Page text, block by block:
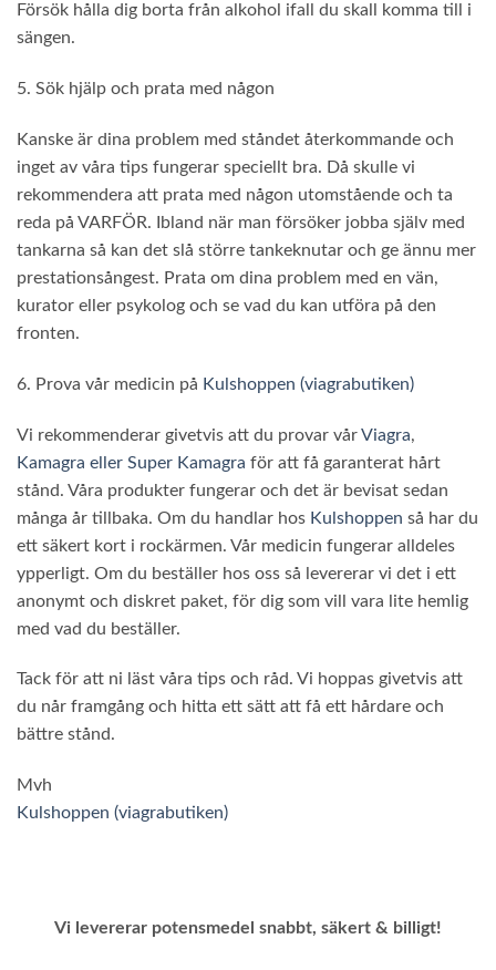
Försök hålla dig borta från alkohol ifall du skall komma till i
sängen.
5. Sök hjälp och prata med någon
Kanske är dina problem med ståndet återkommande och
inget av våra tips fungerar speciellt bra. Då skulle vi
rekommendera att prata med någon utomstående och ta
reda på VARFÖR. Ibland när man försöker jobba själv med
tankarna så kan det slå större tankeknutar och ge ännu mer
prestationsångest. Prata om dina problem med en vän,
kurator eller psykolog och se vad du kan utföra på den
fronten.
6. Prova vår medicin på Kulshoppen (viagrabutiken)
Vi rekommenderar givetvis att du provar vårViagra,
Kamagra eller Super Kamagra för att få garanterat hårt
stånd. Våra produkter fungerar och det är bevisat sedan
många år tillbaka. Om du handlar hos Kulshoppen så har du
ett säkert kort i rockärmen. Vår medicin fungerar alldeles
ypperligt. Om du beställer hos oss så levererar vi det i ett
anonymt och diskret paket, för dig som vill vara lite hemlig
med vad du beställer.
Tack för att ni läst våra tips och råd. Vi hoppas givetvis att
du når framgång och hitta ett sätt att få ett hårdare och
bättre stånd.
Mvh
Kulshoppen (viagrabutiken)
Vi levererar potensmedel snabbt, säkert & billigt!